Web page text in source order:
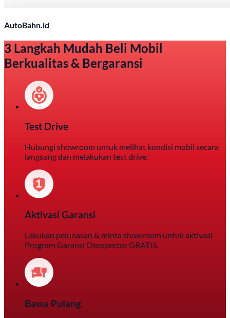
AutoBahn.id
3 Langkah Mudah Beli Mobil
Berkualitas & Bergaransi
Test Drive
Hubungi showroom untuk melihat kondisi mobil secara
langsung dan melakukan test drive.
Aktivasi Garansi
Lakukan pelunasan & minta showroom untuk aktivasi
Program Garansi Otospector GRATIS.
Bawa Pulang